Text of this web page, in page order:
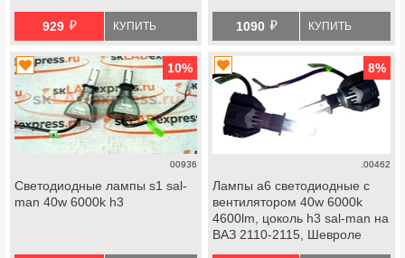
Шевроле Нива, datsun
929 й КУПИТЬ 1090 й КУПИТЬ
10%
00936
Светодиодные лампы s1 sal-
man 40w 6000k h3
8%
.00462
Лампы a6 светодиодные с
вентилятором 40w 6000k
4600lm, цоколь h3 sal-man на
ВАЗ 2110-2115, Шевроле